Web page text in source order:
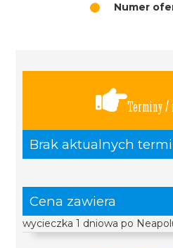
Numer
Terminy /
Brak aktualnych
Cena zawiera
wycieczka 1 dniowa po